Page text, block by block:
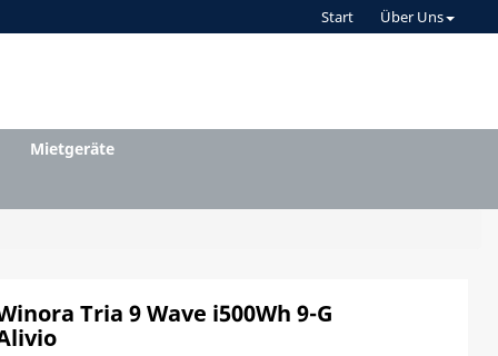
Start Über Uns
Mietgeräte
Tria 9 Wave i500Wh 9-G